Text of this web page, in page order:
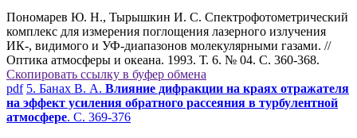
Пономарев Ю. Н., Тырышкин И. С. Спектрофотометрический
комплекс для измерения поглощения лазерного излучения
ИК-, видимого и УФ-диапазонов молекулярными газами. //
Оптика атмосферы и океана. 1993. Т. 6. № 04. С. 360-368.
Скопировать ссылку в буфер обмена
pdf 5. Банах В. А. Влияние дифракции на краях отражателя
на эффект усиления обратного рассеяния в турбулентной
атмосфере. С. 369-376